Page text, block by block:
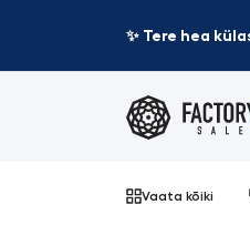
✨ Tere hea
Vaata kõiki